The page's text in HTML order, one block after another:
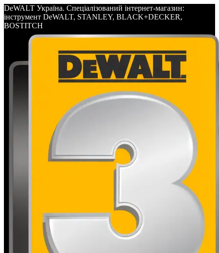
DeWALT Україна. Спеціалізований інтернет-магазин:
інструмент DeWALT, STANLEY, BLACK+DECKER,
BOSTITCH